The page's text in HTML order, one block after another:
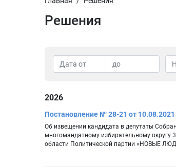
Решения
2026
Постановление № 28-21 от 10.08.2021
Об извещении кандидата в депутаты
многомандатному избирательному округу
области Политической партии «НОВЫЕ